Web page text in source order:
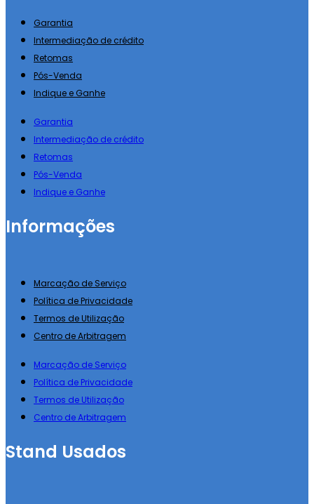
Garantia
Intermediação de crédito
Retomas
Pós-Venda
Indique e Ganhe
Garantia
Intermediação de crédito
Retomas
Pós-Venda
Indique e Ganhe
Informações
Marcação de Serviço
Política de Privacidade
Termos de Utilização
Centro de Arbitragem
Marcação de Serviço
Política de Privacidade
Termos de Utilização
Centro de Arbitragem
Stand Usados